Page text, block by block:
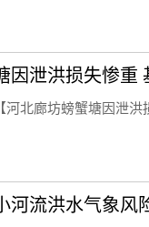
因泄洪损失惨重
河北廊坊螃蟹塘因泄洪
河流洪水气象风